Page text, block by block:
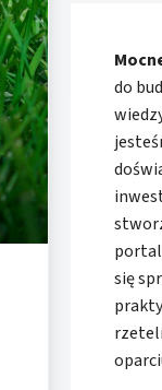
do
portal
się